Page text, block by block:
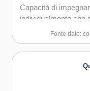
Capacità di
individualmente che
immaginare nuove
Fonte dato: